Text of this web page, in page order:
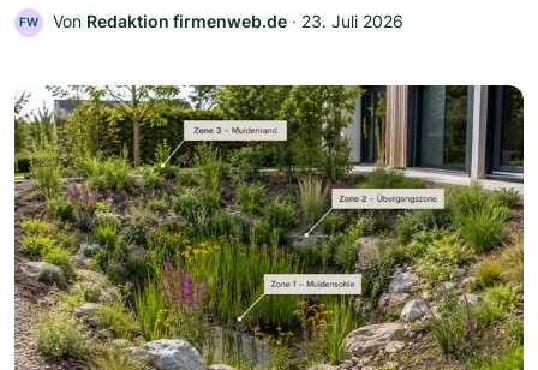
FW Von Redaktion firmenweb.de ‧ 23. Juli 2026